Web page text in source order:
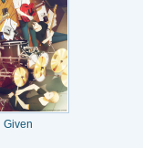
Given